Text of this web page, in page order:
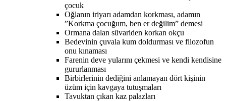
çocuk
Oğlanın iriyarı adamdan korkması, adamın
”Korkma çocuğum, ben er değilim” demesi
Ormana dalan süvariden korkan okçu
Bedevinin çuvala kum doldurması ve filozofun
onu kınaması
Farenin deve yularını çekmesi ve kendi kendisine
gururlanması
Birbirlerinin dediğini anlamayan dört kişinin
üzüm için kavgaya tutuşmaları
Tavuktan çıkan kaz palazları